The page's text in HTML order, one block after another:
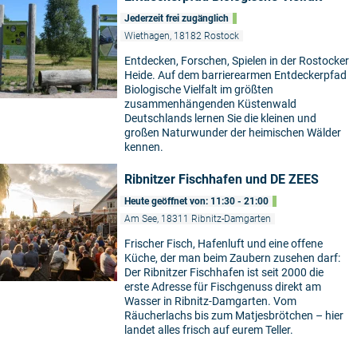
Jederzeit frei zugänglich
Wiethagen, 18182 Rostock
Entdecken, Forschen, Spielen in der Rostocker
Heide. Auf dem barrierearmen Entdeckerpfad
Biologische Vielfalt im größten
zusammenhängenden Küstenwald
Deutschlands lernen Sie die kleinen und
großen Naturwunder der heimischen Wälder
kennen.
Ribnitzer Fischhafen und DE ZEES
Heute geöffnet von: 11:30 - 21:00
Am See, 18311 Ribnitz-Damgarten
Frischer Fisch, Hafenluft und eine offene
Küche, der man beim Zaubern zusehen darf:
Der Ribnitzer Fischhafen ist seit 2000 die
erste Adresse für Fischgenuss direkt am
Wasser in Ribnitz-Damgarten. Vom
Räucherlachs bis zum Matjesbrötchen – hier
landet alles frisch auf eurem Teller.